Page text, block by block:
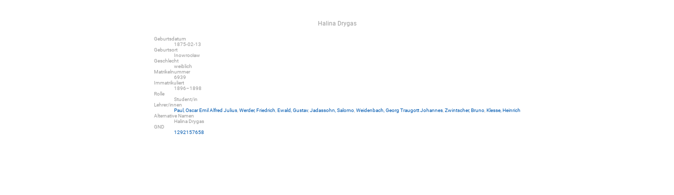
Halina Drygas
Geburtsdatum
1875-02-13
Geburtsort
Inowrocław
Geschlecht
weiblich
Matrikelnummer
6939
Immatrikuliert
1896–1898
Rolle
Student/in
Lehrer/innen
Paul, Oscar Emil Alfred Julius, Werder, Friedrich Ewald, Gustav, Jadassohn, Salomo, Weidenbach, Georg Traugott Johannes, Zwintscher, Bruno, Klesse, Heinrich
Alternative Namen
Halina Drygas
GND
1292157658